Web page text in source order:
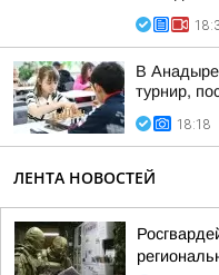
В
турнир,
18:18
ЛЕНТА НОВОСТЕЙ